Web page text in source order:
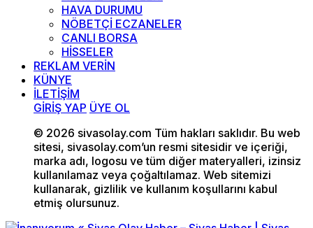
HAVA DURUMU
NÖBETÇİ ECZANELER
CANLI BORSA
HİSSELER
REKLAM VERİN
KÜNYE
İLETİŞİM
GİRİŞ YAP ÜYE OL
© 2026 sivasolay.com Tüm hakları saklıdır. Bu web
sitesi, sivasolay.com’un resmi sitesidir ve içeriği,
marka adı, logosu ve tüm diğer materyalleri, izinsiz
kullanılamaz veya çoğaltılamaz. Web sitemizi
kullanarak, gizlilik ve kullanım koşullarını kabul
etmiş olursunuz.